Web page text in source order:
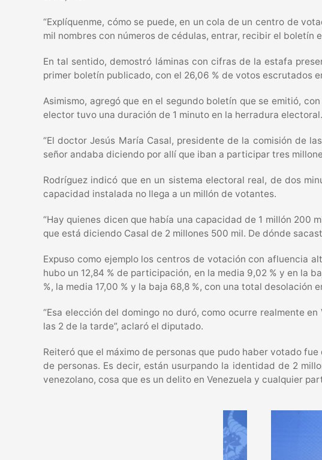
“Explíquenme, cómo se puede, en un cola de un centro de
mil nombres con números de cédulas, entrar, recibir el
En tal sentido, demostró láminas con cifras de la estafa
primer boletín publicado, con el 26,06 % de votos escrutados
Asimismo, agregó que en el segundo boletín que se emitió,
elector tuvo una duración de 1 minuto en la herradura electoral.
“El doctor Jesús María Casal, presidente de la comisión de
señor andaba diciendo por allí que iban a participar tres
Rodríguez indicó que en un sistema electoral real, de dos
capacidad instalada no llega a un millón de votantes.
“Hay quienes dicen que había una capacidad de 1 millón
que está diciendo Casal de 2 millones 500 mil. De dónde
Expuso como ejemplo los centros de votación con afluencia
hubo un 12,84 % de participación, en la media 9,02 % y en la
%, la media 17,00 % y la baja 68,8 %, con una total desolación
“Esa elección del domingo no duró, como ocurre realmente
las 2 de la tarde”, aclaró el diputado.
Reiteró que el máximo de personas que pudo haber votado
de personas. Es decir, están usurpando la identidad de 2
venezolano, cosa que es un delito en Venezuela y cualquier